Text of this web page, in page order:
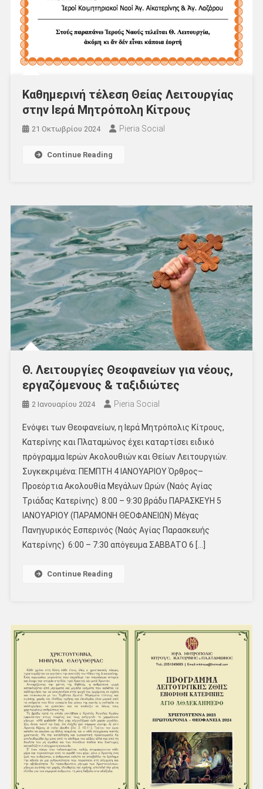
Καθημερινή τέλεση Θείας Λειτουργίας
στην Ιερά Μητρόπολη Κίτρους
21 Οκτωβρίου 2024 Pieria Social
Continue Reading
Θ. Λειτουργίες Θεοφανείων για νέους,
εργαζόμενους & ταξιδιώτες
2 Ιανουαρίου 2024 Pieria Social
Ενόψει των Θεοφανείων, η Ιερά Μητρόπολις Κίτρους,
Κατερίνης και Πλαταμώνος έχει καταρτίσει ειδικό
πρόγραμμα Ιερών Ακολουθιών και Θείων Λειτουργιών.
Συγκεκριμένα: ΠΕΜΠΤΗ 4 ΙΑΝΟΥΑΡΙΟΥ Όρθρος–
Προεόρτια Ακολουθία Μεγάλων Ωρών (Ναός Αγίας
Τριάδας Κατερίνης) ​​​ 8:00 – 9:30 βράδυ ΠΑΡΑΣΚΕΥΗ 5
ΙΑΝΟΥΑΡΙΟΥ (ΠΑΡΑΜΟΝΗ ΘΕΟΦΑΝΕΙΩΝ) Μέγας
Πανηγυρικός Εσπερινός (Ναός Αγίας Παρασκευής
Κατερίνης) ​​ 6:00 – 7:30 απόγευμα ΣΑΒΒΑΤΟ 6 […]
Continue Reading